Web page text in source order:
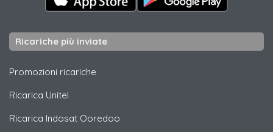
Ricariche più inviate
Promozioni ricariche
Ricarica Unitel
Ricarica Indosat Ooredoo